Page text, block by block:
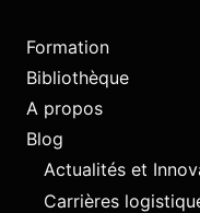
Formation
Bibliothèque
A propos
Blog
Actualités et
Carrières